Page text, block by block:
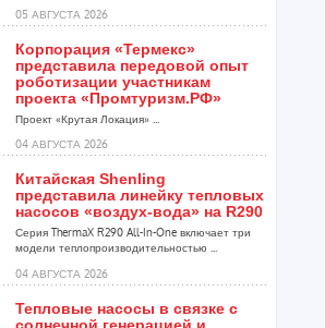
05 АВГУСТА 2026
Корпорация «Термекс»
представила передовой опыт
роботизации участникам
проекта «Промтуризм.РФ»
Проект «Крутая Локация» ...
04 АВГУСТА 2026
Китайская Shenling
представила линейку тепловых
насосов «воздух-вода» на R290
Серия ThermaX R290 All-In-One включает три
модели теплопроизводительностью ...
04 АВГУСТА 2026
Тепловые насосы в связке с
солнечной генерацией и